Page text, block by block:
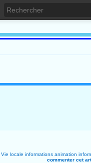
Vie locale informations animation
commenter cet